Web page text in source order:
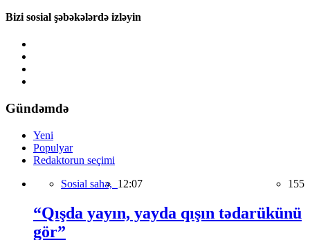
Bizi sosial şəbəkələrdə izləyin
Gündəmdə
Yeni
Populyar
Redaktorun seçimi
Sosial sahə, 12:07 155
“Qışda yayın, yayda qışın tədarükünü
gör”